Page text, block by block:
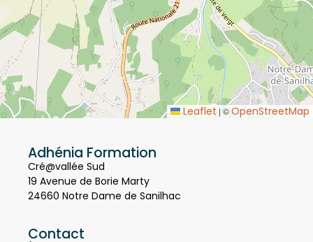
Leaflet | © OpenStreetMap
Adhénia Formation
Cré@vallée Sud
19 Avenue de Borie Marty
24660 Notre Dame de Sanilhac